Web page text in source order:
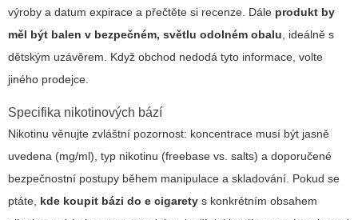
výroby a datum expirace a přečtěte si recenze. Dále produkt by
měl být balen v bezpečném, světlu odolném obalu, ideálně s
dětským uzávěrem. Když obchod nedodá tyto informace, volte
jiného prodejce.
Specifika nikotinových bází
Nikotinu věnujte zvláštní pozornost: koncentrace musí být jasně
uvedena (mg/ml), typ nikotinu (freebase vs. salts) a doporučené
bezpečnostní postupy během manipulace a skladování. Pokud se
ptáte, kde koupit bázi do e cigarety s konkrétním obsahem